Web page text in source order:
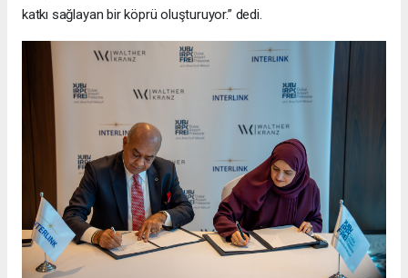
katkı sağlayan bir köprü oluşturuyor.” dedi.